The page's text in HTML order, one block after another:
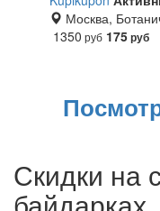
Москва,
1350 руб 175руб
Скидки на